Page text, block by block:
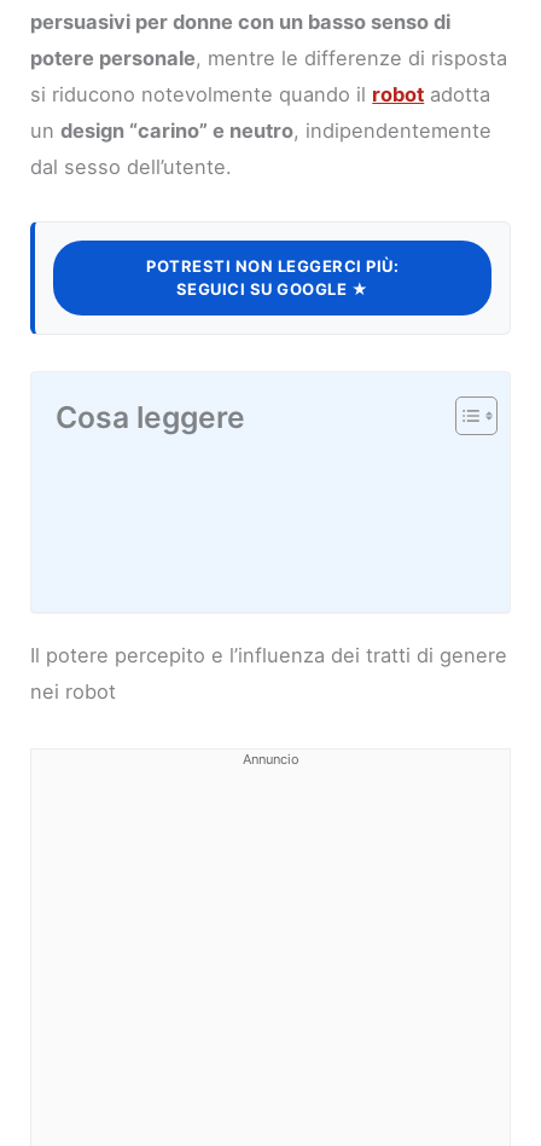
persuasivi per donne con un basso senso di
potere personale, mentre le differenze di risposta
si riducono notevolmente quando il robot adotta
undesign “carino” e neutro, indipendentemente
dal sesso dell’utente.
POTRESTI NON LEGGERCI PIÙ:
SEGUICI SU GOOGLE ★
Cosa leggere
Il potere percepito e l’influenza dei tratti di genere
nei robot
Annuncio